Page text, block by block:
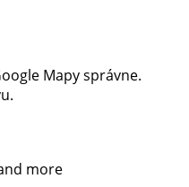
Mapy správne.
more